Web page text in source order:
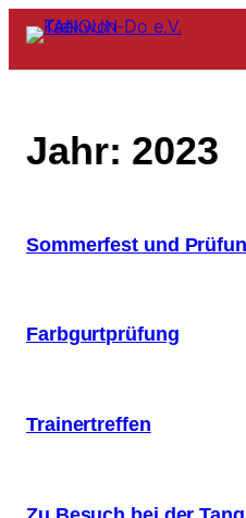
Inhalt
springen
Jahr: 2023
Sommerfest und
Farbgurtprüfung
Trainertreffen